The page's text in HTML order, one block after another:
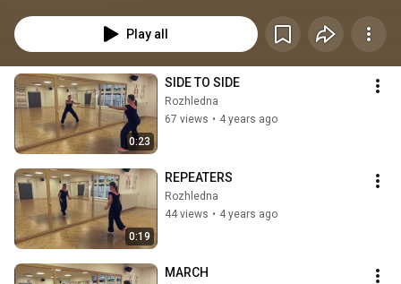
Play all
0:23
SIDE TO SIDE
Rozhledna
67 views • 4 years ago
0:19
REPEATERS
Rozhledna
44 views • 4 years ago
MARCH